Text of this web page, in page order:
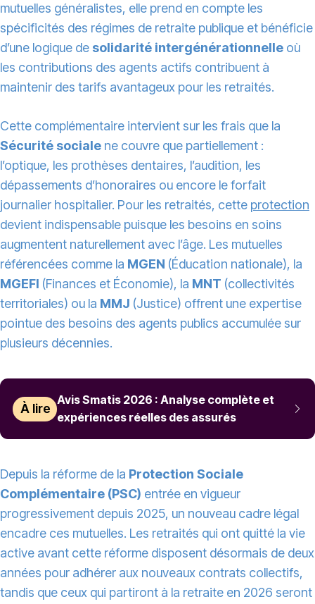
mutuelles généralistes, elle prend en compte les
spécificités des régimes de retraite publique et bénéficie
d’une logique de solidarité intergénérationnelle où
les contributions des agents actifs contribuent à
maintenir des tarifs avantageux pour les retraités.
Cette complémentaire intervient sur les frais que la
Sécurité sociale ne couvre que partiellement :
l’optique, les prothèses dentaires, l’audition, les
dépassements d’honoraires ou encore le forfait
journalier hospitalier. Pour les retraités, cette protection
devient indispensable puisque les besoins en soins
augmentent naturellement avec l’âge. Les mutuelles
référencées comme la MGEN (Éducation nationale), la
MGEFI (Finances et Économie), la MNT (collectivités
territoriales) ou la MMJ (Justice) offrent une expertise
pointue des besoins des agents publics accumulée sur
plusieurs décennies.
À lire
Avis Smatis 2026 : Analyse complète et
expériences réelles des assurés
Depuis la réforme de la Protection Sociale
Complémentaire (PSC) entrée en vigueur
progressivement depuis 2025, un nouveau cadre légal
encadre ces mutuelles. Les retraités qui ont quitté la vie
active avant cette réforme disposent désormais de deux
années pour adhérer aux nouveaux contrats collectifs,
tandis que ceux qui partiront à la retraite en 2026 seront